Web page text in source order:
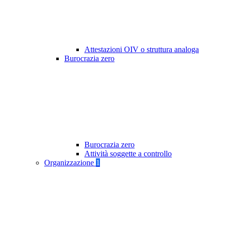
Attestazioni OIV o struttura analoga
Burocrazia zero
Burocrazia zero
Attività soggette a controllo
Organizzazione 1